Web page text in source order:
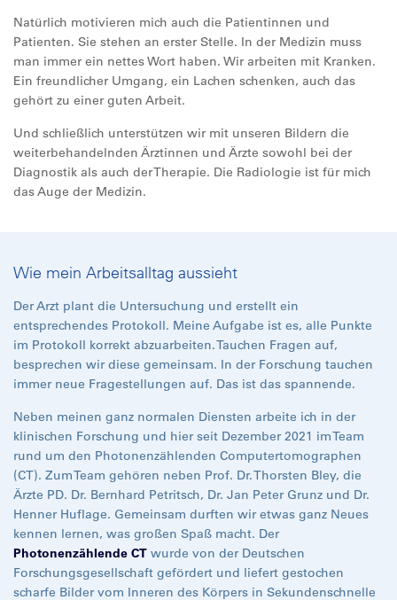
Natürlich motivieren mich auch die Patientinnen und
Patienten. Sie stehen an erster Stelle. In der Medizin muss
man immer ein nettes Wort haben. Wir arbeiten mit Kranken.
Ein freundlicher Umgang, ein Lachen schenken, auch das
gehört zu einer guten Arbeit.
Und schließlich unterstützen wir mit unseren Bildern die
weiterbehandelnden Ärztinnen und Ärzte sowohl bei der
Diagnostik als auch der Therapie. Die Radiologie ist für mich
das Auge der Medizin.
Wie mein Arbeitsalltag aussieht
Der Arzt plant die Untersuchung und erstellt ein
entsprechendes Protokoll. Meine Aufgabe ist es, alle Punkte
im Protokoll korrekt abzuarbeiten. Tauchen Fragen auf,
besprechen wir diese gemeinsam. In der Forschung tauchen
immer neue Fragestellungen auf. Das ist das spannende.
Neben meinen ganz normalen Diensten arbeite ich in der
klinischen Forschung und hier seit Dezember 2021 im Team
rund um den Photonenzählenden Computertomographen
(CT). Zum Team gehören neben Prof. Dr. Thorsten Bley, die
Ärzte PD. Dr. Bernhard Petritsch, Dr. Jan Peter Grunz und Dr.
Henner Huflage. Gemeinsam durften wir etwas ganz Neues
kennen lernen, was großen Spaß macht. Der
Photonenzählende CT wurde von der Deutschen
Forschungsgesellschaft gefördert und liefert gestochen
scharfe Bilder vom Inneren des Körpers in Sekundenschnelle